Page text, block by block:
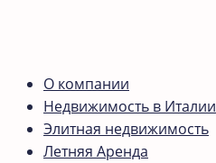
О компании
Недвижимость в Италии
Элитная недвижимость
Летняя Аренда